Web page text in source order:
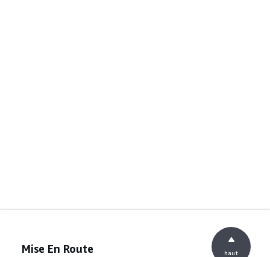
Mise En Route haut